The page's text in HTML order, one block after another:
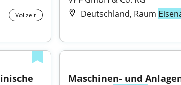
Vollzeit
Deutschland, Raum
Maschinen- und